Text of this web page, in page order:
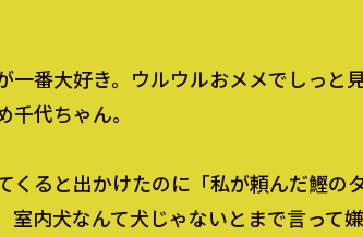
番大好き。ウルウルおメメでしっと
代ちゃん。
ると出かけたのに「私が頼んだ鰹の
内犬なんて犬じゃないとまで言って